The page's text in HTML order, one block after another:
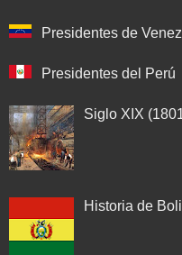
Presidentes de
Presidentes del Perú
Siglo XIX
Historia de